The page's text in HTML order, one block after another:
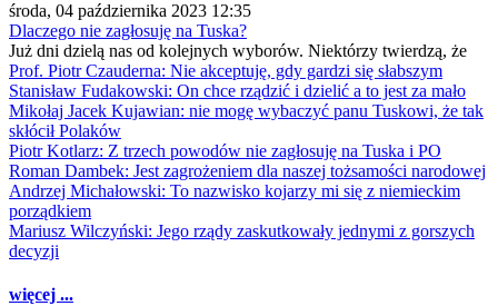
środa, 04 października 2023 12:35
Dlaczego nie zagłosuję na Tuska?
Już dni dzielą nas od kolejnych wyborów. Niektórzy twierdzą, że
Prof. Piotr Czauderna: Nie akceptuję, gdy gardzi się słabszym
Stanisław Fudakowski: On chce rządzić i dzielić a to jest za mało
Mikołaj Jacek Kujawian: nie mogę wybaczyć panu Tuskowi, że tak
skłócił Polaków
Piotr Kotlarz: Z trzech powodów nie zagłosuję na Tuska i PO
Roman Dambek: Jest zagrożeniem dla naszej tożsamości narodowej
Andrzej Michałowski: To nazwisko kojarzy mi się z niemieckim
porządkiem
Mariusz Wilczyński: Jego rządy zaskutkowały jednymi z gorszych
decyzji
więcej ...